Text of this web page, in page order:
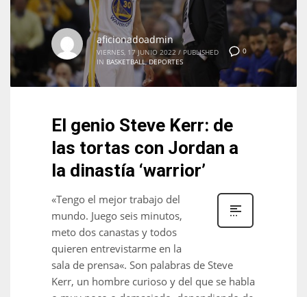
0
aficionadoadmin
VIERNES, 17 JUNIO 2022 / PUBLISHED
IN BASKETBALL,DEPORTES
El genio Steve Kerr: de
las tortas con Jordan a
la dinastía ‘warrior’
«Tengo el mejor trabajo del
mundo. Juego seis minutos,
meto dos canastas y todos
quieren entrevistarme en la
sala de prensa«. Son palabras de Steve
Kerr, un hombre curioso y del que se habla